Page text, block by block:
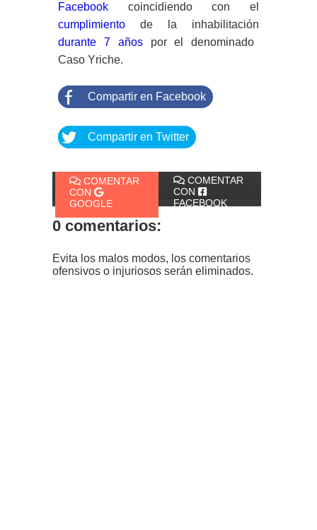
Facebook coincidiendo con el
cumplimiento de la inhabilitación
durante 7 añospor el denominado
Caso Yriche.
Compartir en Facebook
Compartir en Twitter
COMENTAR
CON
GOOGLE
COMENTAR
CON
FACEBOOK
0 comentarios:
Evita los malos modos, los comentarios
ofensivos o injuriosos serán eliminados.